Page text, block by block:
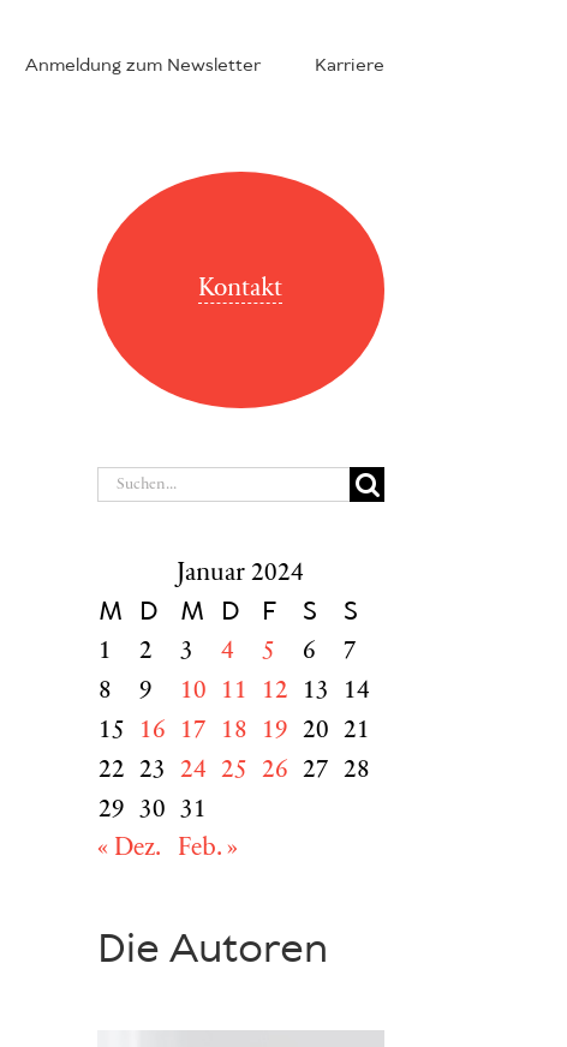
Anmeldung zum Newsletter Karriere
Kontakt
Suche
Januar 2024
M D M D F S S
1 2 3 4 5 6
7
8
9 10 11 12 13
14
15
16 17 18 19 20
21
22
23 24 25 26 27
28
29
30
31
« Dez.
Feb. »
Die Autoren